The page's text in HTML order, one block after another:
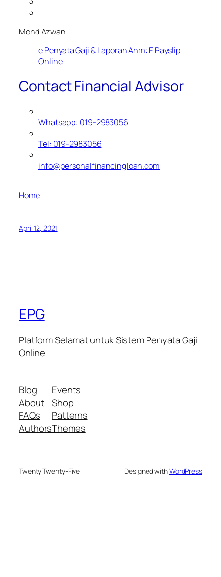
Mohd Azwan
e Penyata Gaji & Laporan Anm: E Payslip
Online
Contact Financial Advisor
Whatsapp: 019-2983056
Tel: 019-2983056
info@personalfinancingloan.com
Home
April 12, 2021
EPG
Platform Selamat untuk Sistem Penyata Gaji
Online
Blog
About
FAQs
Authors
Events
Shop
Patterns
Themes
Twenty Twenty-Five Designed withWordPress